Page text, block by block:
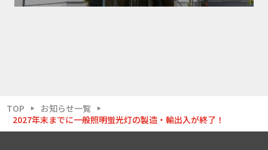
TOP ▶ お知らせ一覧 ▶
2027年末までに一般照明蛍光灯の製造・輸出入が終了！